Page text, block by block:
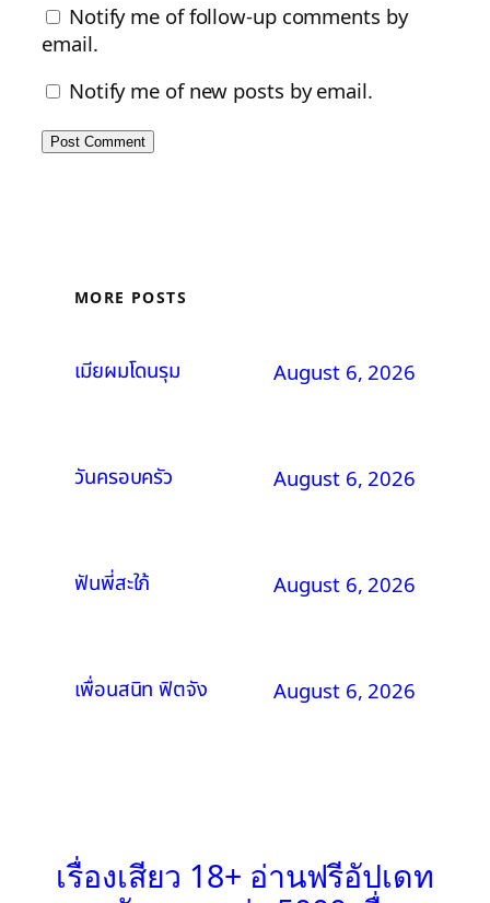
Notify me of follow-up comments by
email.
Notify me of new posts by email.
MORE POSTS
เมียผมโดนรุม August 6, 2026
วันครอบครัว August 6, 2026
ฟันพี่สะใภ้ August 6, 2026
เพื่อนสนิท ฟิตจัง August 6, 2026
เรื่องเสียว 18+ อ่านฟรีอัปเดท